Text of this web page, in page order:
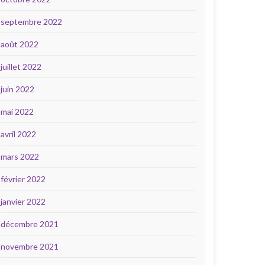
septembre 2022
août 2022
juillet 2022
juin 2022
mai 2022
avril 2022
mars 2022
février 2022
janvier 2022
décembre 2021
novembre 2021